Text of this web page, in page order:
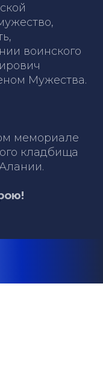
воинского
Мужества.
мемориале
кладбища